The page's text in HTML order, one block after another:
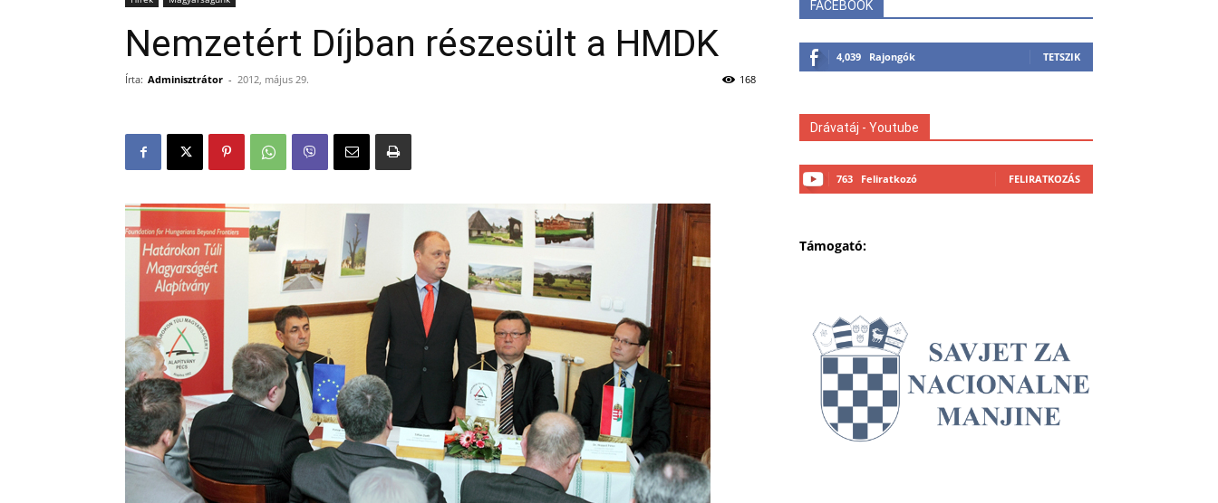
Nemzetért Díjban részesült a HMDK
Írta: Adminisztrátor - 2012, május 29. 168
FACEBOOK
4,039 Rajongók TETSZIK
Drávatáj - Youtube
763 Feliratkozó FELIRATKOZÁS
Támogató: